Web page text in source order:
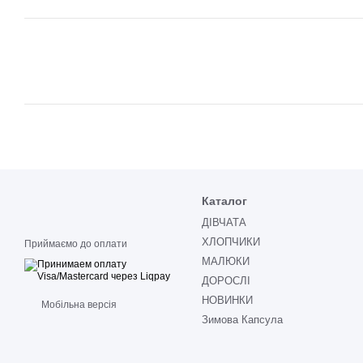
Приймаємо до оплати
Мобільна версія
Каталог
ДІВЧАТА
ХЛОПЧИКИ
МАЛЮКИ
ДОРОСЛІ
НОВИНКИ
Зимова Капсула